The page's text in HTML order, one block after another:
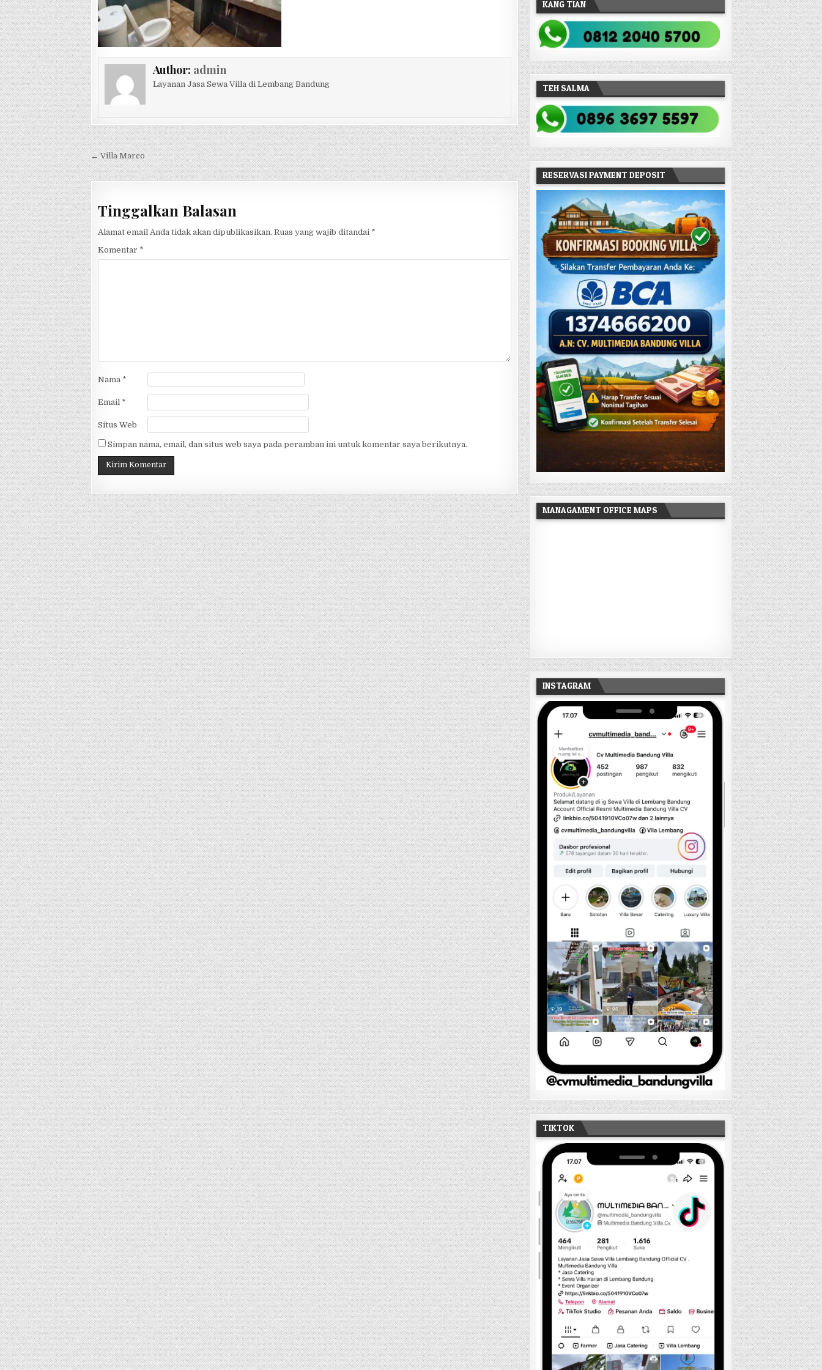
Author: admin
Layanan Jasa Sewa Villa di Lembang Bandung
Navigasi pos
← Villa Marco
Tinggalkan Balasan
Alamat email Anda tidak akan dipublikasikan. Ruas yang wajib ditandai *
Komentar *
Nama *
Email *
Situs Web
Simpan nama, email, dan situs web saya pada peramban ini untuk komentar saya berikutnya.
KANG TIAN
TEH SALMA
RESERVASI PAYMENT DEPOSIT
MANAGAMENT OFFICE MAPS
INSTAGRAM
TIKTOK